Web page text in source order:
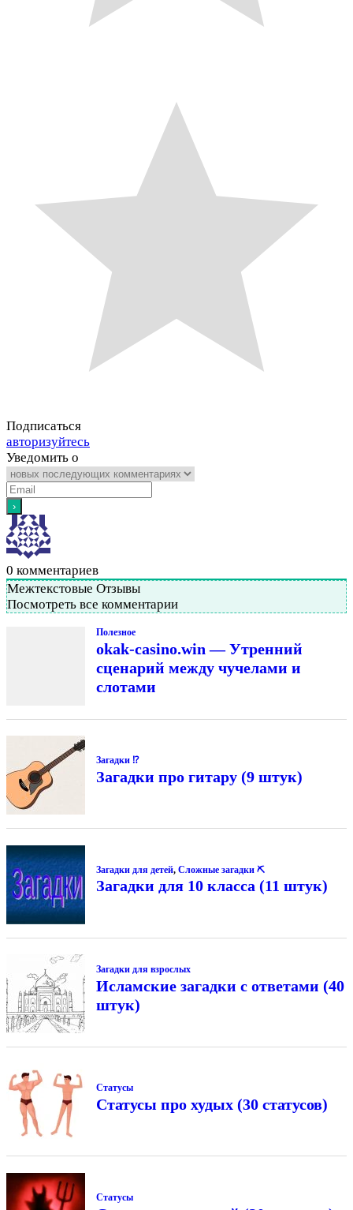
Подписаться
авторизуйтесь
Уведомить о
0 комментариев
Межтекстовые Отзывы
Посмотреть все комментарии
Полезное
okak-casino.win — Утренний
сценарий между чучелами и
слотами
Загадки ⁉
Загадки про гитару (9 штук)
Загадки для детей, Сложные загадки ⛏
Загадки для 10 класса (11 штук)
Загадки для взрослых
Исламские загадки с ответами (40
штук)
Статусы
Статусы про худых (30 статусов)
Статусы